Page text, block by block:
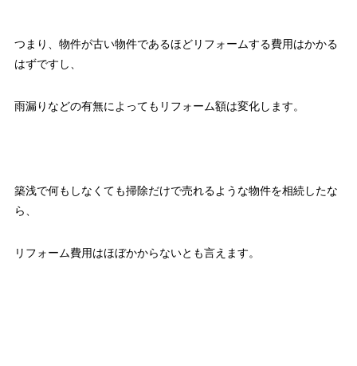
つまり、物件が古い物件であるほどリフォームする費用はかかる
はずですし、
雨漏りなどの有無によってもリフォーム額は変化します。
築浅で何もしなくても掃除だけで売れるような物件を相続したな
ら、
リフォーム費用はほぼかからないとも言えます。